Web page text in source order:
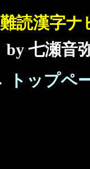
難読漢字ナ
by 七瀬音
トップペ